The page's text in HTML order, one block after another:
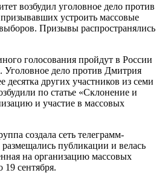
возбудил уголовное дело против
устроить массовые
Призывы распространялись
голосования пройдут в России
Уголовное дело против Дмитрия
десятка других участников из семи
по статье «Склонение и
и участие в массовых
создала сеть телеграмм-
публикации и велась
на организацию массовых
19 сентября.